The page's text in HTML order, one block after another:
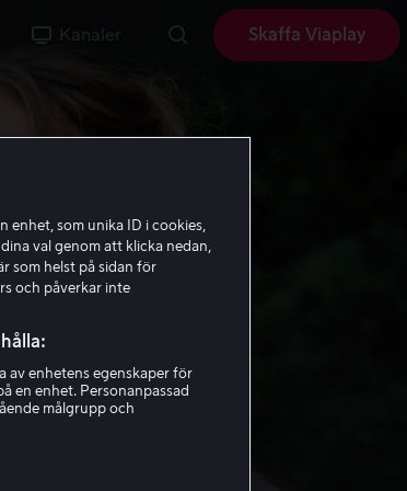
Kanaler Skaffa Viaplay
enhet, som unika ID i cookies,
val genom att klicka nedan,
som helst på sidan för
och påverkar inte
av enhetens egenskaper för
en enhet. Personanpassad
målgrupp och